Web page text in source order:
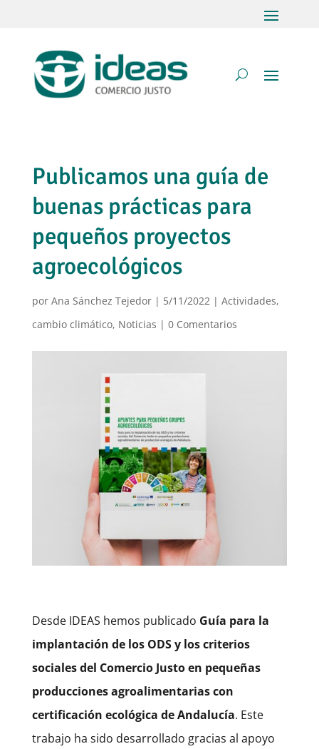
Publicamos una guía de
buenas prácticas para
pequeños proyectos
agroecológicos
por Ana Sánchez Tejedor| 5/11/2022 | Actividades,
cambio climático, Noticias | 0 Comentarios
Desde IDEAS hemos publicado Guía para la
implantación de los ODS y los criterios
sociales del Comercio Justo en pequeñas
producciones agroalimentarias con
certificación ecológica de Andalucía. Este
trabajo ha sido desarrollado gracias al apoyo